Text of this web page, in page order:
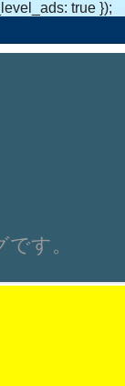
true });
す。